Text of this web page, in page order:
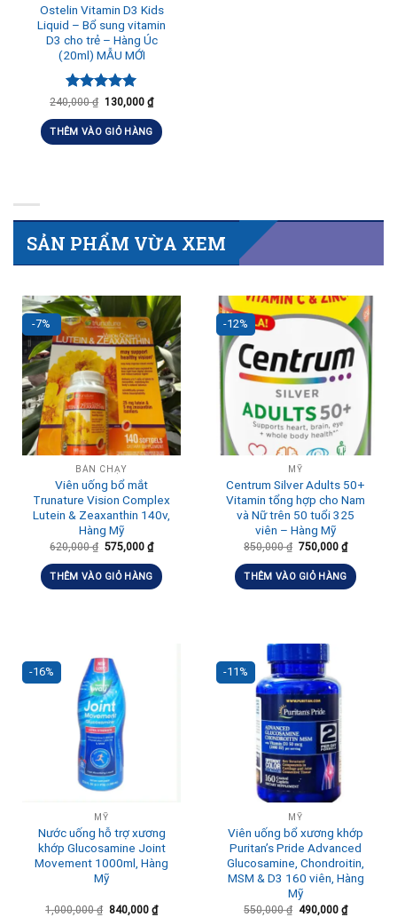
Ostelin Vitamin D3 Kids
Liquid – Bổ sung vitamin
D3 cho trẻ – Hàng Úc
(20ml) MẪU MỚI
Được xếp
5 sao
240,000₫ 130,000 ₫
THÊM VÀO GIỎ HÀNG
SẢN PHẨM VỪA XEM
-7%
BÁN CHẠY
Viên uống bổ mắt
Trunature Vision Complex
Lutein & Zeaxanthin 140v,
Hàng Mỹ
620,000₫ 575,000 ₫
THÊM VÀO GIỎ HÀNG
-12%
MỸ
Centrum Silver Adults 50+
Vitamin tổng hợp cho Nam
và Nữ trên 50 tuổi 325
viên – Hàng Mỹ
850,000₫ 750,000 ₫
THÊM VÀO GIỎ HÀNG
-16%
MỸ
Nước uống hỗ trợ xương
khớp Glucosamine Joint
Movement 1000ml, Hàng
Mỹ
1,000,000₫ 840,000 ₫
-11%
MỸ
Viên uống bổ xương khớp
Puritan’s Pride Advanced
Glucosamine, Chondroitin,
MSM & D3 160 viên, Hàng
Mỹ
550,000₫ 490,000 ₫